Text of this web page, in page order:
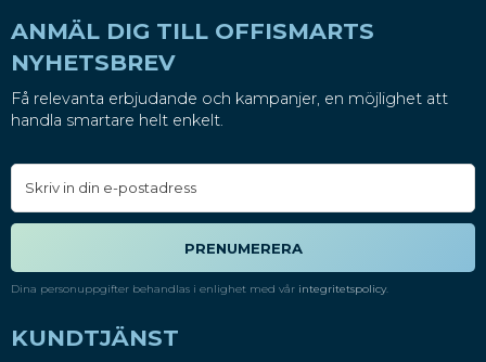
ANMÄL DIG TILL OFFISMARTS
NYHETSBREV
Få relevanta erbjudande och kampanjer, en möjlighet att
handla smartare helt enkelt.
PRENUMERERA
Dina personuppgifter behandlas i enlighet med vår integritetspolicy.
KUNDTJÄNST